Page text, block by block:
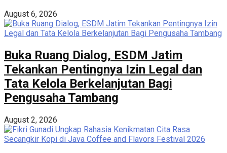
August 6, 2026
Buka Ruang Dialog, ESDM Jatim
Tekankan Pentingnya Izin Legal dan
Tata Kelola Berkelanjutan Bagi
Pengusaha Tambang
August 2, 2026